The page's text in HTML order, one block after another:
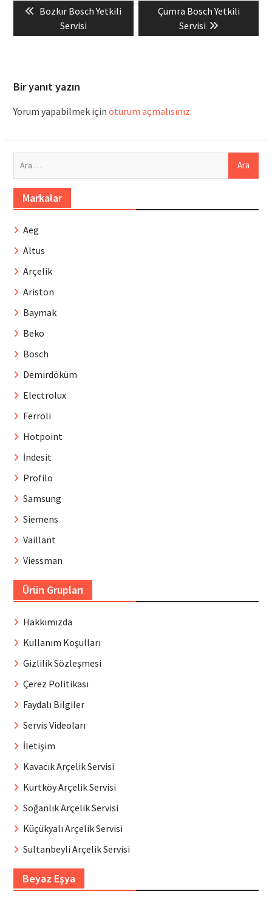
gezinmesi
Previous
post:
Bozkır Bosch Yetkili
Servisi
Next
Çumra Bosch Yetkili
Servisi
Bir yanıt yazın
Yorum yapabilmek için oturum açmalısınız.
Markalar
Aeg
Altus
Arçelik
Ariston
Baymak
Beko
Bosch
Demirdöküm
Electrolux
Ferroli
Hotpoint
İndesit
Profilo
Samsung
Siemens
Vaillant
Viessman
Ürün Grupları
Hakkımızda
Kullanım Koşulları
Gizlilik Sözleşmesi
Çerez Politikası
Faydalı Bilgiler
Servis Videoları
İletişim
Kavacık Arçelik Servisi
Kurtköy Arçelik Servisi
Soğanlık Arçelik Servisi
Küçükyalı Arçelik Servisi
Sultanbeyli Arçelik Servisi
Beyaz Eşya